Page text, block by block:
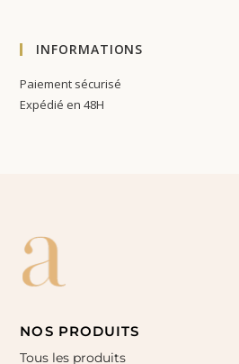
INFORMATIONS
Paiement sécurisé
Expédié en 48H
NOS PRODUITS
Tous les produits